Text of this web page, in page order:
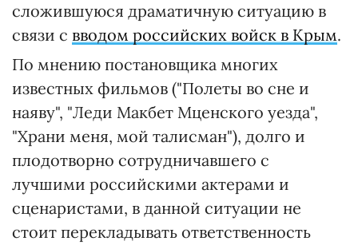
сложившуюся драматичную ситуацию в
связи с вводом российских войск в Крым.
По мнению постановщика многих
известных фильмов ("Полеты во сне и
наяву", "Леди Макбет Мценского уезда",
"Храни меня, мой талисман"), долго и
плодотворно сотрудничавшего с
лучшими российскими актерами и
сценаристами, в данной ситуации не
стоит перекладывать ответственность